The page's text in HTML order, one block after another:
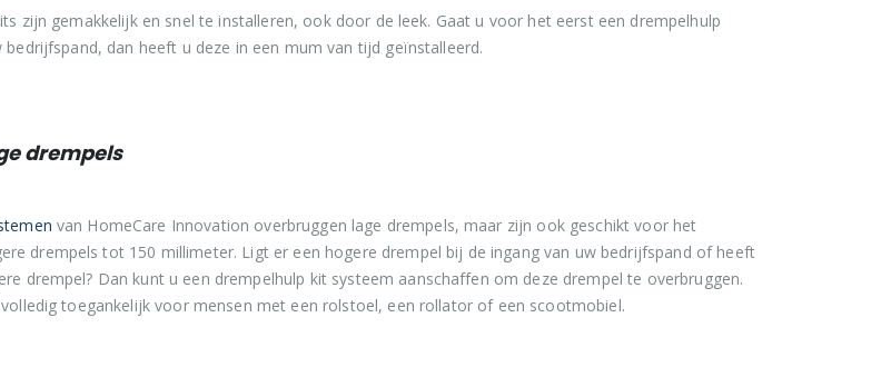
zijn gemakkelijk en snel te installeren, ook door de leek. Gaat u voor het eerst een drempelhulp
dan heeft u deze in een mum van tijd geïnstalleerd.
drempels
van HomeCare Innovation overbruggen lage drempels, maar zijn ook geschikt voor het
drempels tot 150 millimeter. Ligt er een hogere drempel bij de ingang van uw bedrijfspand of heeft
drempel? Dan kunt u een drempelhulp kit systeem aanschaffen om deze drempel te overbruggen.
toegankelijk voor mensen met een rolstoel, een rollator of een scootmobiel.